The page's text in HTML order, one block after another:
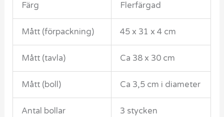
Färg Flerfärgad
Mått (förpackning) 45 x 31 x 4 cm
Mått (tavla) Ca 38 x 30 cm
Mått (boll) Ca 3,5 cm i diameter
Antal bollar 3 stycken